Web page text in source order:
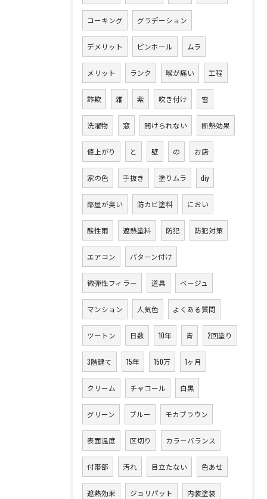
コーキング グラデーション
デメリット ピンホール ムラ
メリット ランク 喉が痛い 工程
詐欺 雑 紫 吹き付け 雪
洗濯物 窓 開けられない 断熱効果
値上がり と 壁 の お店
家の色 手抜き 塗りムラ diy
部屋が臭い 防カビ塗料 におい
酸性雨 遮熱塗料 防犯 防犯対策
エアコン パターン付け
微弾性フィラー 道具 ベージュ
マンション 人気色 よくある質問
ツートン 日数 10年 青 2回塗り
3階建て 15年 150万 1ヶ月
クリーム チャコール 白黒
グリーン ブルー モカブラウン
表面温度 区切り カラーバランス
付帯部 汚れ 目立たない 色あせ
遮熱効果 ジョリパット 内装塗装